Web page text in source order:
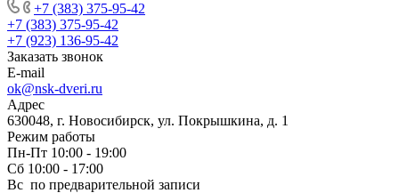
+7 (383) 375-95-42
+7 (383) 375-95-42
+7 (923) 136-95-42
Заказать звонок
E-mail
ok@nsk-dveri.ru
Адрес
630048, г. Новосибирск, ул. Покрышкина, д. 1
Режим работы
Пн-Пт 10:00 - 19:00
Сб 10:00 - 17:00
Вс по предварительной записи